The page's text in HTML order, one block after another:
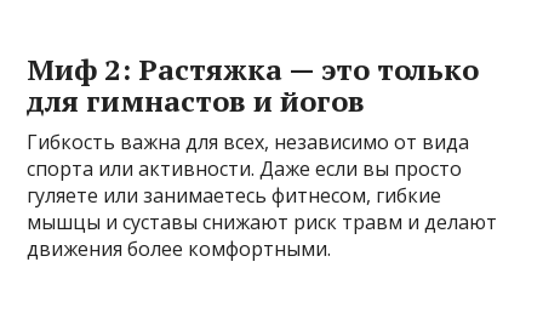
Миф 2: Растяжка — это только
для гимнастов и йогов
Гибкость важна для всех, независимо от вида
спорта или активности. Даже если вы просто
гуляете или занимаетесь фитнесом, гибкие
мышцы и суставы снижают риск травм и делают
движения более комфортными.